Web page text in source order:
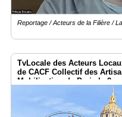
Reportage / Acteurs de la Filière /
TvLocale des Acteurs
de CACF Collectif des
Mobilisation de Paris le 2